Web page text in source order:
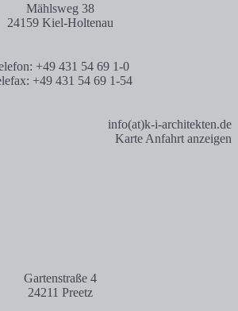
Mählsweg 38
24159 Kiel-Holtenau
+49 431 54 69 1-0
+49 431 54 69 1-54
info(at)k-i-architekten.de
Karte Anfahrt anzeigen
Gartenstraße 4
24211 Preetz